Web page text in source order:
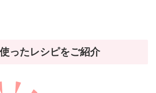
ったレシピをご紹介